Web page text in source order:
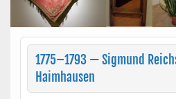
1775–1793 — Sigmund
Haimhausen